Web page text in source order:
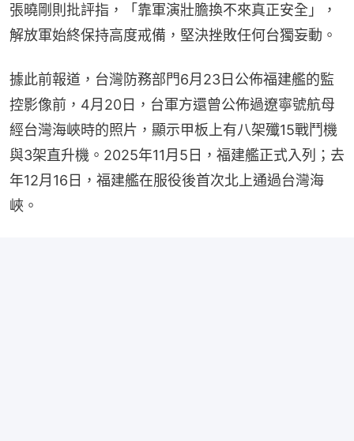
張曉剛則批評指，「靠軍演壯膽換不來真正安全」，
解放軍始終保持高度戒備，堅決挫敗任何台獨妄動。
據此前報道，台灣防務部門6月23日公佈福建艦的監
控影像前，4月20日，台軍方還曾公佈過遼寧號航母
經台灣海峽時的照片，顯示甲板上有八架殲15戰鬥機
與3架直升機。2025年11月5日，福建艦正式入列；去
年12月16日，福建艦在服役後首次北上通過台灣海
峽。